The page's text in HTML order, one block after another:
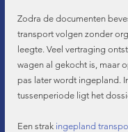
Zodra de documenten
transport volgen zonder
leegte. Veel vertraging
wagen al gekocht is, maar
pas later wordt ingepland.
tussenperiode ligt het
Een strak ingepland